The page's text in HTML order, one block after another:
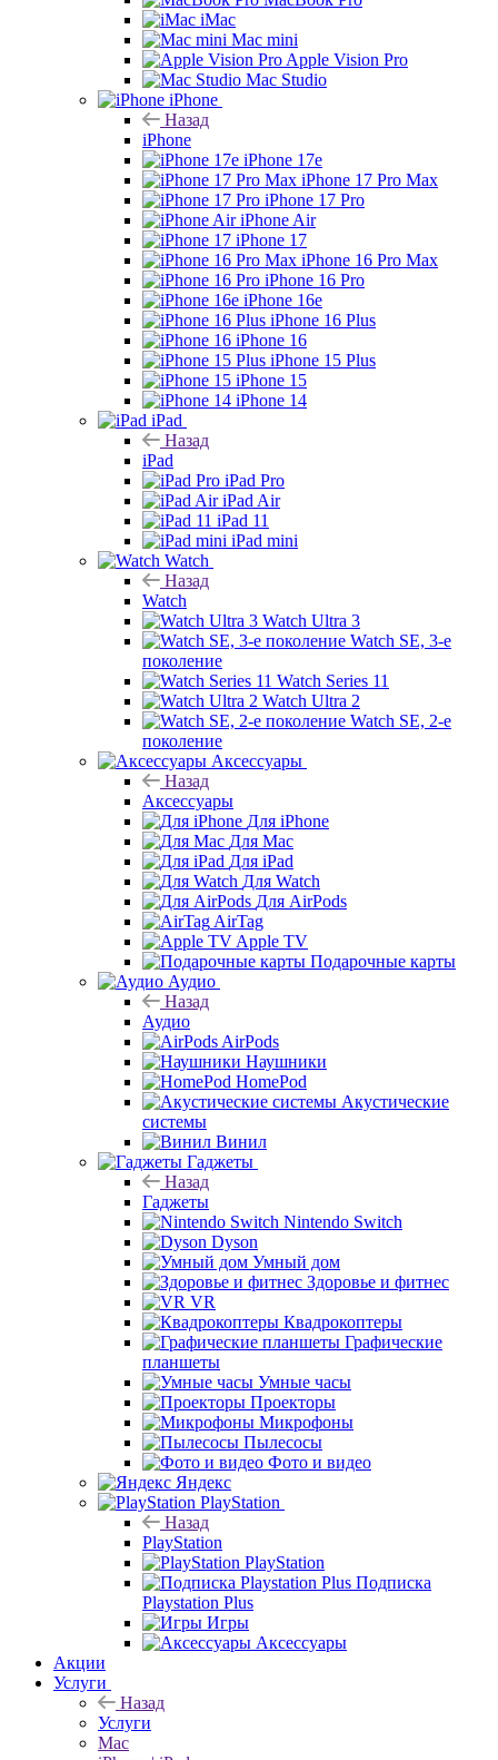
iMac
Mac mini
Apple Vision Pro
Mac Studio
iPhone
Назад
iPhone
iPhone 17e
iPhone 17 Pro Max
iPhone 17 Pro
iPhone Air
iPhone 17
iPhone 16 Pro Max
iPhone 16 Pro
iPhone 16e
iPhone 16 Plus
iPhone 16
iPhone 15 Plus
iPhone 15
iPhone 14
iPad
Назад
iPad
iPad Pro
iPad Air
iPad 11
iPad mini
Watch
Назад
Watch
Watch Ultra 3
Watch SE, 3-е
поколение
Watch Series 11
Watch Ultra 2
Watch SE, 2-е
поколение
Аксессуары
Назад
Аксессуары
Для iPhone
Для Mac
Для iPad
Для Watch
Для AirPods
AirTag
Apple TV
Подарочные карты
Аудио
Назад
Аудио
AirPods
Наушники
HomePod
Акустические
системы
Винил
Гаджеты
Назад
Гаджеты
Nintendo Switch
Dyson
Умный дом
Здоровье и фитнес
VR
Квадрокоптеры
Графические
планшеты
Умные часы
Проекторы
Микрофоны
Пылесосы
Фото и видео
Яндекс
PlayStation
Назад
PlayStation
PlayStation
Подписка
Playstation Plus
Игры
Аксессуары
Акции
Услуги
Назад
Услуги
Mac